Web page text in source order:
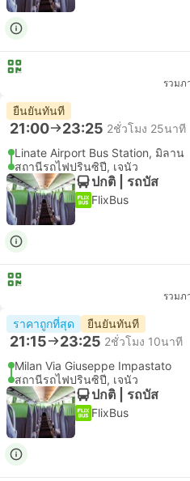
รวมภ
ยืนยันทันที
21:00 23:25 2ชั่วโมง 25นาที
Linate Airport Bus Station, มิลาน
สถานีรถไฟปรินซิปี, เจนัว
ปกติ | รถบัส
FlixBus
รวมภ
ราคาถูกที่สุด ยืนยันทันที
21:15 23:25 2ชั่วโมง 10นาที
Milan Via Giuseppe Impastato
สถานีรถไฟปรินซิปี, เจนัว
ปกติ | รถบัส
FlixBus